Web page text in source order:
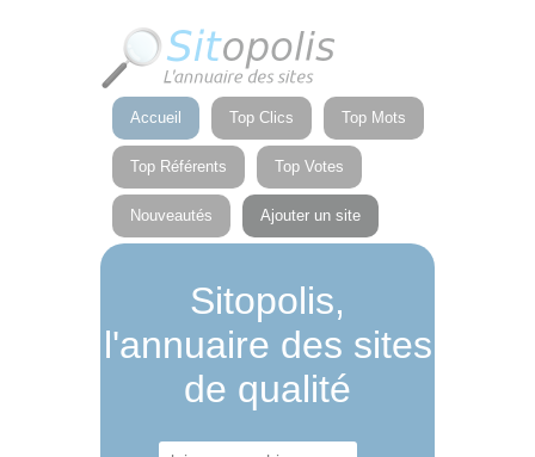
Accueil Top Clics Top Mots
Top Référents Top Votes
Nouveautés Ajouter un site
Sitopolis,
l'annuaire des sites
de qualité